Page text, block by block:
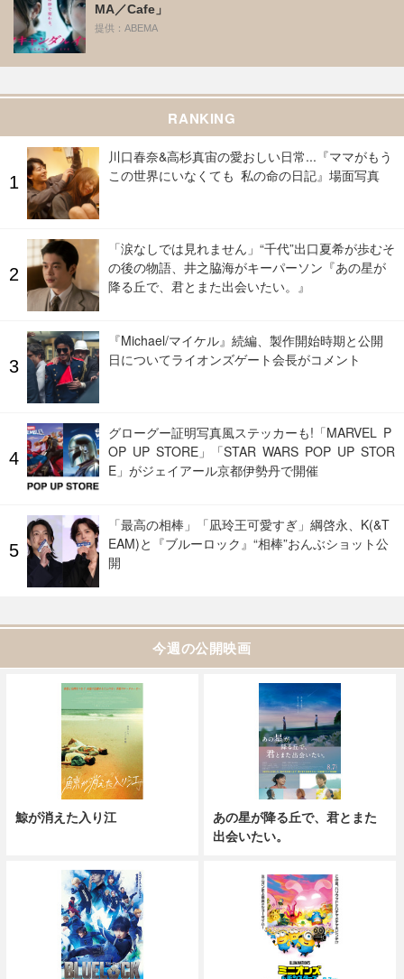
MA／Cafe」
提供：ABEMA
RANKING
川口春奈&高杉真宙の愛おしい日常...『ママがもう
この世界にいなくても 私の命の日記』場面写真
「涙なしでは見れません」“千代”出口夏希が歩むそ
の後の物語、井之脇海がキーパーソン『あの星が
降る丘で、君とまた出会いたい。』
『Michael/マイケル』続編、製作開始時期と公開
日についてライオンズゲート会長がコメント
グローグー証明写真風ステッカーも!「MARVEL P
OP UP STORE」「STAR WARS POP UP STOR
E」がジェイアール京都伊勢丹で開催
「最高の相棒」「凪玲王可愛すぎ」綱啓永、K(&T
EAM)と『ブルーロック』“相棒”おんぶショット公
開
今週の公開映画
鯨が消えた入り江
あの星が降る丘で、君とまた
出会いたい。